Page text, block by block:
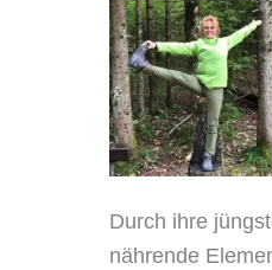
Durch ihre
nährende